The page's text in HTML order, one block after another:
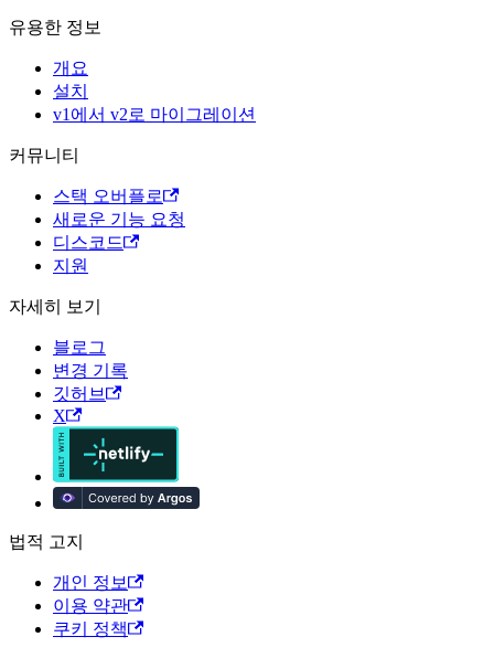
유용한 정보
개요
설치
v1에서 v2로 마이그레이션
커뮤니티
스택 오버플로
새로운 기능 요청
디스코드
지원
자세히 보기
블로그
변경 기록
깃허브
X
법적 고지
개인 정보
이용 약관
쿠키 정책